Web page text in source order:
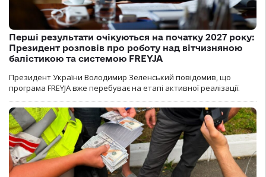
Перші результати очікуються на початку 2027 року:
Президент розповів про роботу над вітчизняною
балістикою та системою FREYJA
Президент України Володимир Зеленський повідомив, що
програма FREYJA вже перебуває на етапі активної реалізації.